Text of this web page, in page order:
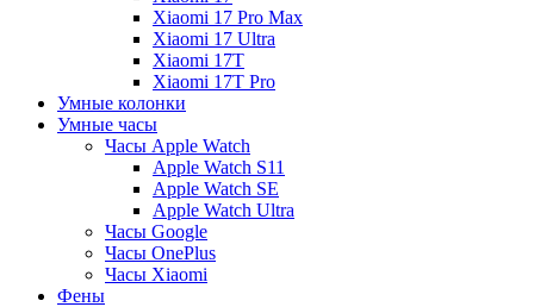
Xiaomi 17 Pro Max
Xiaomi 17 Ultra
Xiaomi 17T
Xiaomi 17T Pro
Умные колонки
Умные часы
Часы Apple Watch
Apple Watch S11
Apple Watch SE
Apple Watch Ultra
Часы Google
Часы OnePlus
Часы Xiaomi
Фены